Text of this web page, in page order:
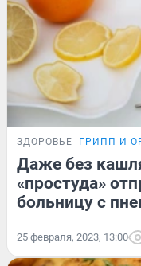
ЗДОРОВЬЕ ГРИПП И
Даже без
«простуда»
больницу с
25 февраля, 2023, 13:00